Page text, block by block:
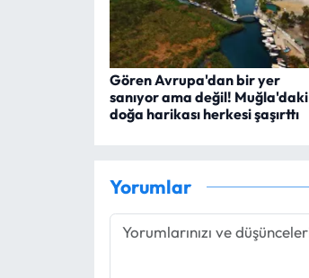
Gören Avrupa'dan bir yer
sanıyor ama değil! Muğla'daki
doğa harikası herkesi şaşırttı
Yorumlar